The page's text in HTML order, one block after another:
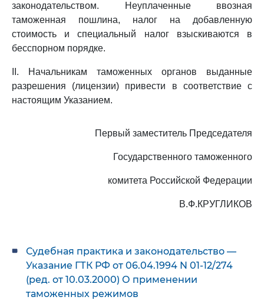
законодательством. Неуплаченные ввозная
таможенная пошлина, налог на добавленную
стоимость и специальный налог взыскиваются в
бесспорном порядке.
II. Начальникам таможенных органов выданные
разрешения (лицензии) привести в соответствие с
настоящим Указанием.
Первый заместитель Председателя
Государственного таможенного
комитета Российской Федерации
В.Ф.КРУГЛИКОВ
Судебная практика и законодательство —
Указание ГТК РФ от 06.04.1994 N 01-12/274
(ред. от 10.03.2000) О применении
таможенных режимов